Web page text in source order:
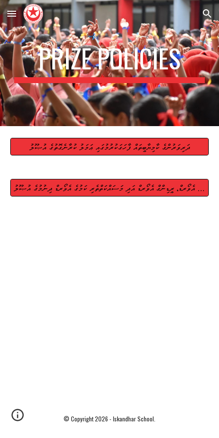
Skip to main content Skip to navigation
PRIZE POLICIES
ދަރިވަރުންގެ ކާމިޔާބީތައް ފާހަގަކުރުމުގައި ޢަމަލު ކުރާނެގޮތުގެ އުޞޫލު
ކޮމިޔުނިޓީ ސަރވިސް އެވޯރޑް، ރީޑިންގް އެވޯރޑް އަދި މަސައްކަތްތެރި ކަމުގެ އެވޯރޑް ދިނުމުގެ އުޞޫލު
© Copyright 2026 - Iskandhar School.